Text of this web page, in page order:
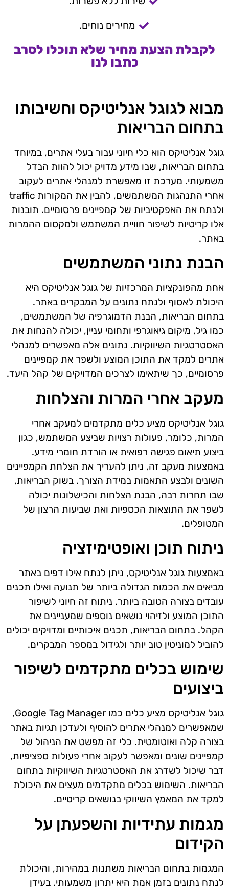
מחירים נוחים.
לקבלת הצעת מחיר שלא תוכלו לסרב
כתבו לנו
מבוא לגוגל אנליטיקס וחשיבותו
בתחום הבריאות
גוגל אנליטיקס הוא כלי חיוני עבור בעלי אתרים, במיוחד
בתחום הבריאות, שבו מידע מדויק יכול להוות הבדל
משמעותי. מערכת זו מאפשרת למנהלי אתרים לעקוב
אחרי התנהגות המשתמשים, להבין את המקורות traffic
ולנתח את האפקטיביות של קמפיינים פרסומיים. תובנות
אלו קריטיות לשיפור חוויית המשתמש ולמקסום ההמרות
באתר.
הבנת נתוני המשתמשים
אחת מהפונקציות המרכזיות של גוגל אנליטיקס היא
היכולת לאסוף ולנתח נתונים על המבקרים באתר.
בתחום הבריאות, הבנת הדמוגרפיה של המשתמשים,
כמו גיל, מיקום גיאוגרפי ותחומי עניין, יכולה להנחות את
האסטרטגיות השיווקיות. נתונים אלה מאפשרים למנהלי
אתרים למקד את התוכן המוצע ולשפר את קמפיינים
פרסומיים, כך שיתאימו לצרכים המדויקים של קהל היעד.
מעקב אחרי המרות והצלחות
גוגל אנליטיקס מציע כלים מתקדמים למעקב אחרי
המרות, כלומר, פעולות רצויות שביצע המשתמש, כגון
ביצוע תיאום פגישה רפואית או הורדת חומרי מידע.
באמצעות מעקב זה, ניתן להעריך את הצלחת הקמפיינים
השונים ולבצע התאמות במידת הצורך. בשוק הבריאות,
שבו תחרות רבה, הבנת הצלחות והכישלונות יכולה
לשפר את התוצאות הכספיות ואת שביעות הרצון של
המטופלים.
ניתוח תוכן ואופטימיזציה
באמצעות גוגל אנליטיקס, ניתן לנתח אילו דפים באתר
מביאים את הכמות הגדולה ביותר של תנועה ואילו תכנים
עובדים בצורה הטובה ביותר. ניתוח זה חיוני לשיפור
התוכן המוצע ולזיהוי נושאים נוספים שמעניינים את
הקהל. בתחום הבריאות, תכנים איכותיים ומדויקים יכולים
להוביל למוניטין טוב יותר ולגידול במספר המבקרים.
שימוש בכלים מתקדמים לשיפור
ביצועים
גוגל אנליטיקס מציע כלים כמו Google Tag Manager,
שמאפשרים למנהלי אתרים להוסיף ולעדכן תגיות באתר
בצורה קלה ואוטומטית. כלי זה מפשט את הניהול של
קמפיינים שונים ומאפשר לעקוב אחרי פעולות ספציפיות,
דבר שיכול לשדרג את האסטרטגיות השיווקיות בתחום
הבריאות. השימוש בכלים מתקדמים מעצים את היכולת
למקד את המאמץ השיווקי בנושאים קריטיים.
מגמות עתידיות והשפעתן על
הקידום
המגמות בתחום הבריאות משתנות במהירות, והיכולת
לנתח נתונים בזמן אמת היא יתרון משמעותי. בעידן